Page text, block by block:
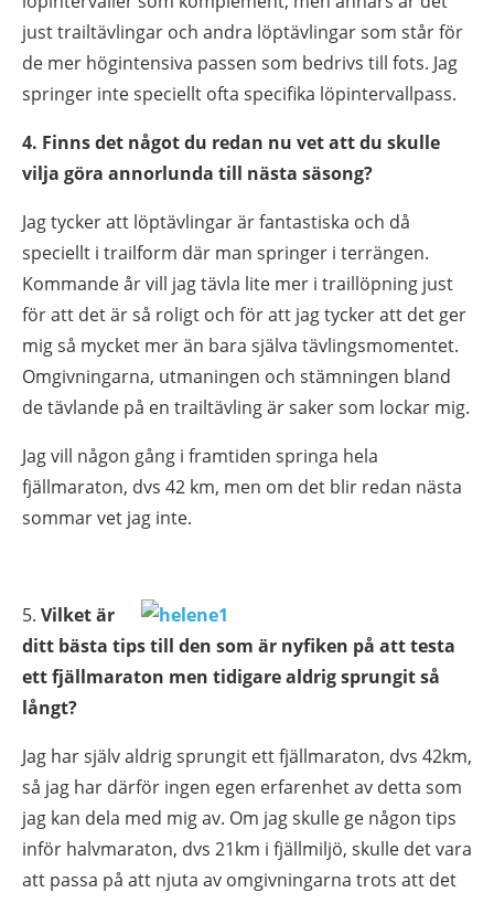
just trailtävlingar och andra löptävlingar som står för
de mer högintensiva passen som bedrivs till fots. Jag
springer inte speciellt ofta specifika löpintervallpass.
4. Finns det något du redan nu vet att du skulle
vilja göra annorlunda till nästa säsong?
Jag tycker att löptävlingar är fantastiska och då
speciellt i trailform där man springer i terrängen.
Kommande år vill jag tävla lite mer i traillöpning just
för att det är så roligt och för att jag tycker att det ger
mig så mycket mer än bara själva tävlingsmomentet.
Omgivningarna, utmaningen och stämningen bland
de tävlande på en trailtävling är saker som lockar mig.
Jag vill någon gång i framtiden springa hela
fjällmaraton, dvs 42 km, men om det blir redan nästa
sommar vet jag inte.
5. Vilket är
ditt bästa tips till den som är nyfiken på att testa
ett fjällmaraton men tidigare aldrig sprungit så
långt?
Jag har själv aldrig sprungit ett fjällmaraton, dvs 42km,
så jag har därför ingen egen erfarenhet av detta som
jag kan dela med mig av. Om jag skulle ge någon tips
inför halvmaraton, dvs 21km i fjällmiljö, skulle det vara
att passa på att njuta av omgivningarna trots att det
intressen och ditt
beteende när du
surfar ökar du
chansen att få se
personligt
anpassat innehåll
och erbjudanden.